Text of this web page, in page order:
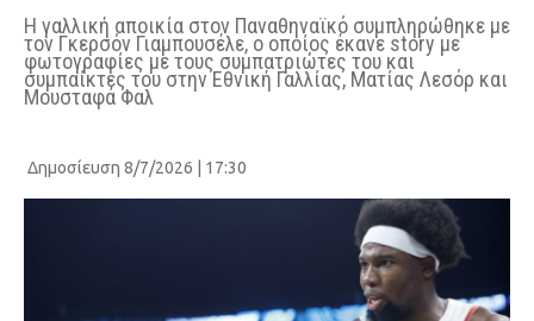
City Guide
Pop Culture
Agenda
Η γαλλική αποικία στον Παναθηναϊκό συμπληρώθηκε με
τον Γκερσόν Γιαμπουσέλε, ο οποίος έκανε story με
φωτογραφίες με τους συμπατριώτες του και
συμπαίκτες του στην Εθνική Γαλλίας, Ματίας Λεσόρ και
Μουσταφά Φαλ
Δημοσίευση 8/7/2026 | 17:30